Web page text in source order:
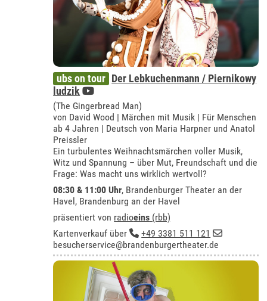
ubs on tour Der Lebkuchenmann / Piernikowy
ludzik
(The Gingerbread Man)
von David Wood | Märchen mit Musik | Für Menschen
ab 4 Jahren | Deutsch von Maria Harpner und Anatol
Preissler
Ein turbulentes Weihnachtsmärchen voller Musik,
Witz und Spannung – über Mut, Freundschaft und die
Frage: Was macht uns wirklich wertvoll?
08:30 & 11:00 Uhr, Brandenburger Theater an der
Havel, Brandenburg an der Havel
präsentiert von radioeins (rbb)
Kartenverkauf über
+49 3381 511 121
besucherservice@brandenburgertheater.de